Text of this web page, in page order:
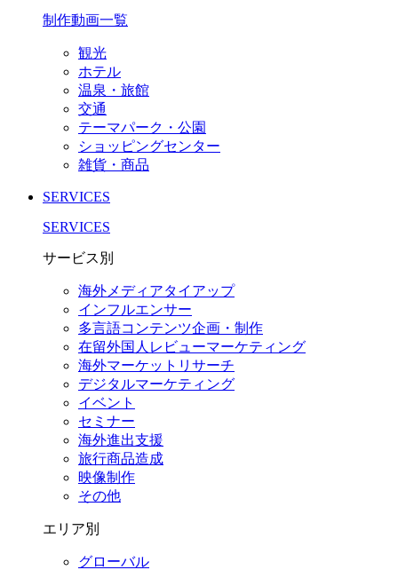
制作動画一覧
観光
ホテル
温泉・旅館
交通
テーマパーク・公園
ショッピングセンター
雑貨・商品
SERVICES
SERVICES
サービス別
海外メディアタイアップ
インフルエンサー
多言語コンテンツ企画・制作
在留外国⼈レビューマーケティング
海外マーケットリサーチ
デジタルマーケティング
イベント
セミナー
海外進出支援
旅行商品造成
映像制作
その他
エリア別
グローバル